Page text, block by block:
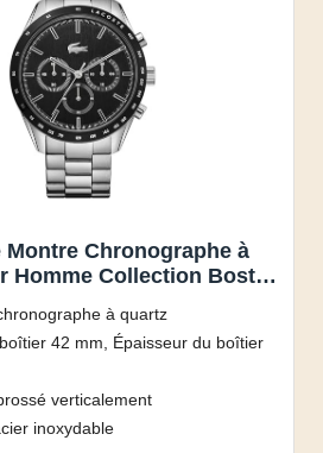
Montre Chronographe à
Homme Collection Boston
– 2011079
à quartz
42 mm, Épaisseur du boîtier
verticalement
inoxydable